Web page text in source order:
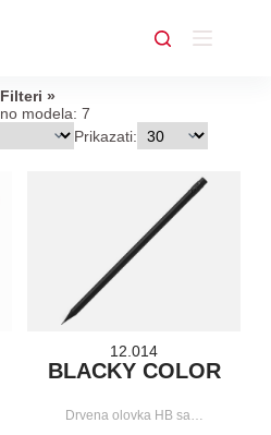
Filteri
modela: 7
Prikazati:
12.014
BLACKY COLOR
Drvena olovka HB sa…